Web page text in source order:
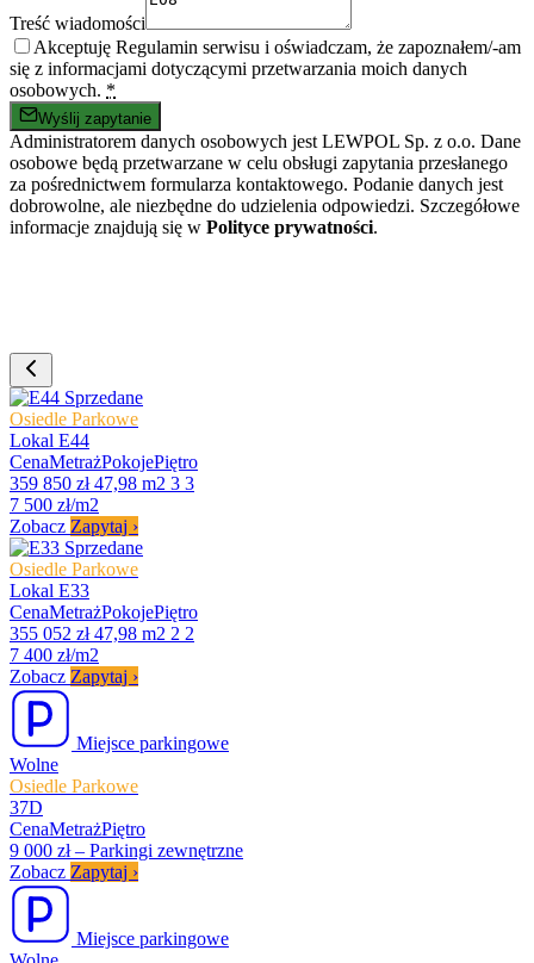
Treść wiadomości
Akceptuję Regulamin serwisu i oświadczam, że zapoznałem/-am
się z informacjami dotyczącymi przetwarzania moich danych
osobowych. *
Wyślij zapytanie
Administratorem danych osobowych jest LEWPOL Sp. z o.o. Dane
osobowe będą przetwarzane w celu obsługi zapytania przesłanego
za pośrednictwem formularza kontaktowego. Podanie danych jest
dobrowolne, ale niezbędne do udzielenia odpowiedzi. Szczegółowe
informacje znajdują się w Polityce prywatności.
Sprzedane
Osiedle Parkowe
Lokal E44
CenaMetrażPokojePiętro
359 850 zł 47,98 m2 3 3
7 500 zł/m2
Zobacz Zapytaj ›
Sprzedane
Osiedle Parkowe
Lokal E33
CenaMetrażPokojePiętro
355 052 zł 47,98 m2 2 2
7 400 zł/m2
Zobacz Zapytaj ›
Miejsce parkingowe
Wolne
Osiedle Parkowe
37D
CenaMetrażPiętro
9 000 zł – Parkingi zewnętrzne
Zobacz Zapytaj ›
Miejsce parkingowe